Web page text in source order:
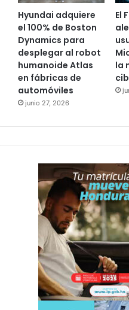
Hyundai adquiere
el 100% de Boston
Dynamics para
desplegar al robot
humanoide Atlas
en fábricas de
automóviles
junio 27, 2026
El
la